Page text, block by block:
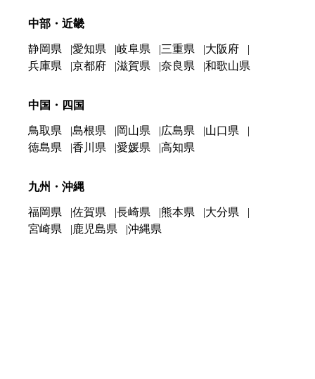
中部・近畿
静岡県 愛知県 岐阜県 三重県
大阪府
兵庫県
京都府 滋賀県 奈良県 和歌山県
中国・四国
鳥取県 島根県 岡山県 広島県
山口県
徳島県
香川県 愛媛県 高知県
九州・沖縄
福岡県 佐賀県 長崎県 熊本県
大分県
宮崎県
鹿児島県 沖縄県